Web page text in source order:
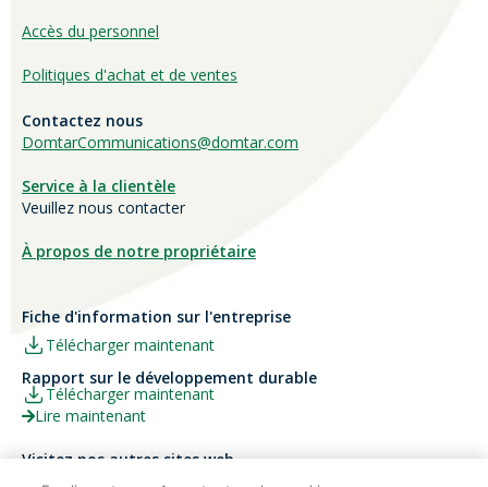
Accès du personnel
Politiques d'achat et de ventes
Contactez nous
DomtarCommunications@domtar.com
Service à la clientèle
Veuillez nous contacter
À propos de notre propriétaire
Fiche d'information sur l'entreprise
Télécharger maintenant
Rapport sur le développement durable
Télécharger maintenant
Lire maintenant
Visitez nos autres sites web